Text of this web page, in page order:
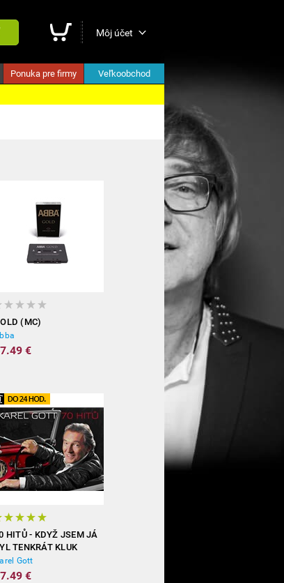
Môj účet
Ponuka pre firmy Veľkoobchod
(MC)
€
HITŮ - KDYŽ JSEM JÁ
TENKRÁT KLUK
Gott
€